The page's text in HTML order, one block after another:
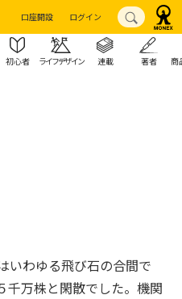
口座開設 ログイン
初心者 ライフデザイン 連載 著者 商
いわゆる飛び石の合間で
千万株と閑散でした。機関